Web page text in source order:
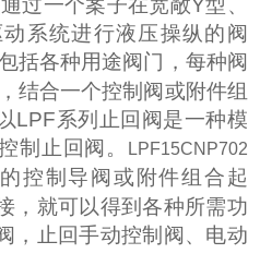
过一个案子在宽敞Y型、
系统进行液压操纵的阀
括各种用途阀门，每种阀
结合一个控制阀或附件组
LPF系列止回阀是一种模
制止回阀。
LPF15CNP702
控制导阀或附件组合起
，就可以得到各种所需功
，止回手动控制阀、电动